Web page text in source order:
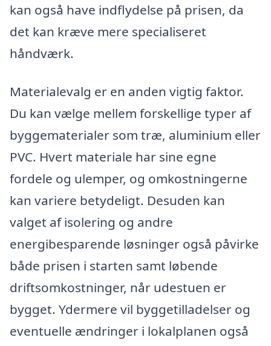
kan også have indflydelse på prisen, da
det kan kræve mere specialiseret
håndværk.
Materialevalg er en anden vigtig faktor.
Du kan vælge mellem forskellige typer af
byggematerialer som træ, aluminium eller
PVC. Hvert materiale har sine egne
fordele og ulemper, og omkostningerne
kan variere betydeligt. Desuden kan
valget af isolering og andre
energibesparende løsninger også påvirke
både prisen i starten samt løbende
driftsomkostninger, når udestuen er
bygget. Ydermere vil byggetilladelser og
eventuelle ændringer i lokalplanen også